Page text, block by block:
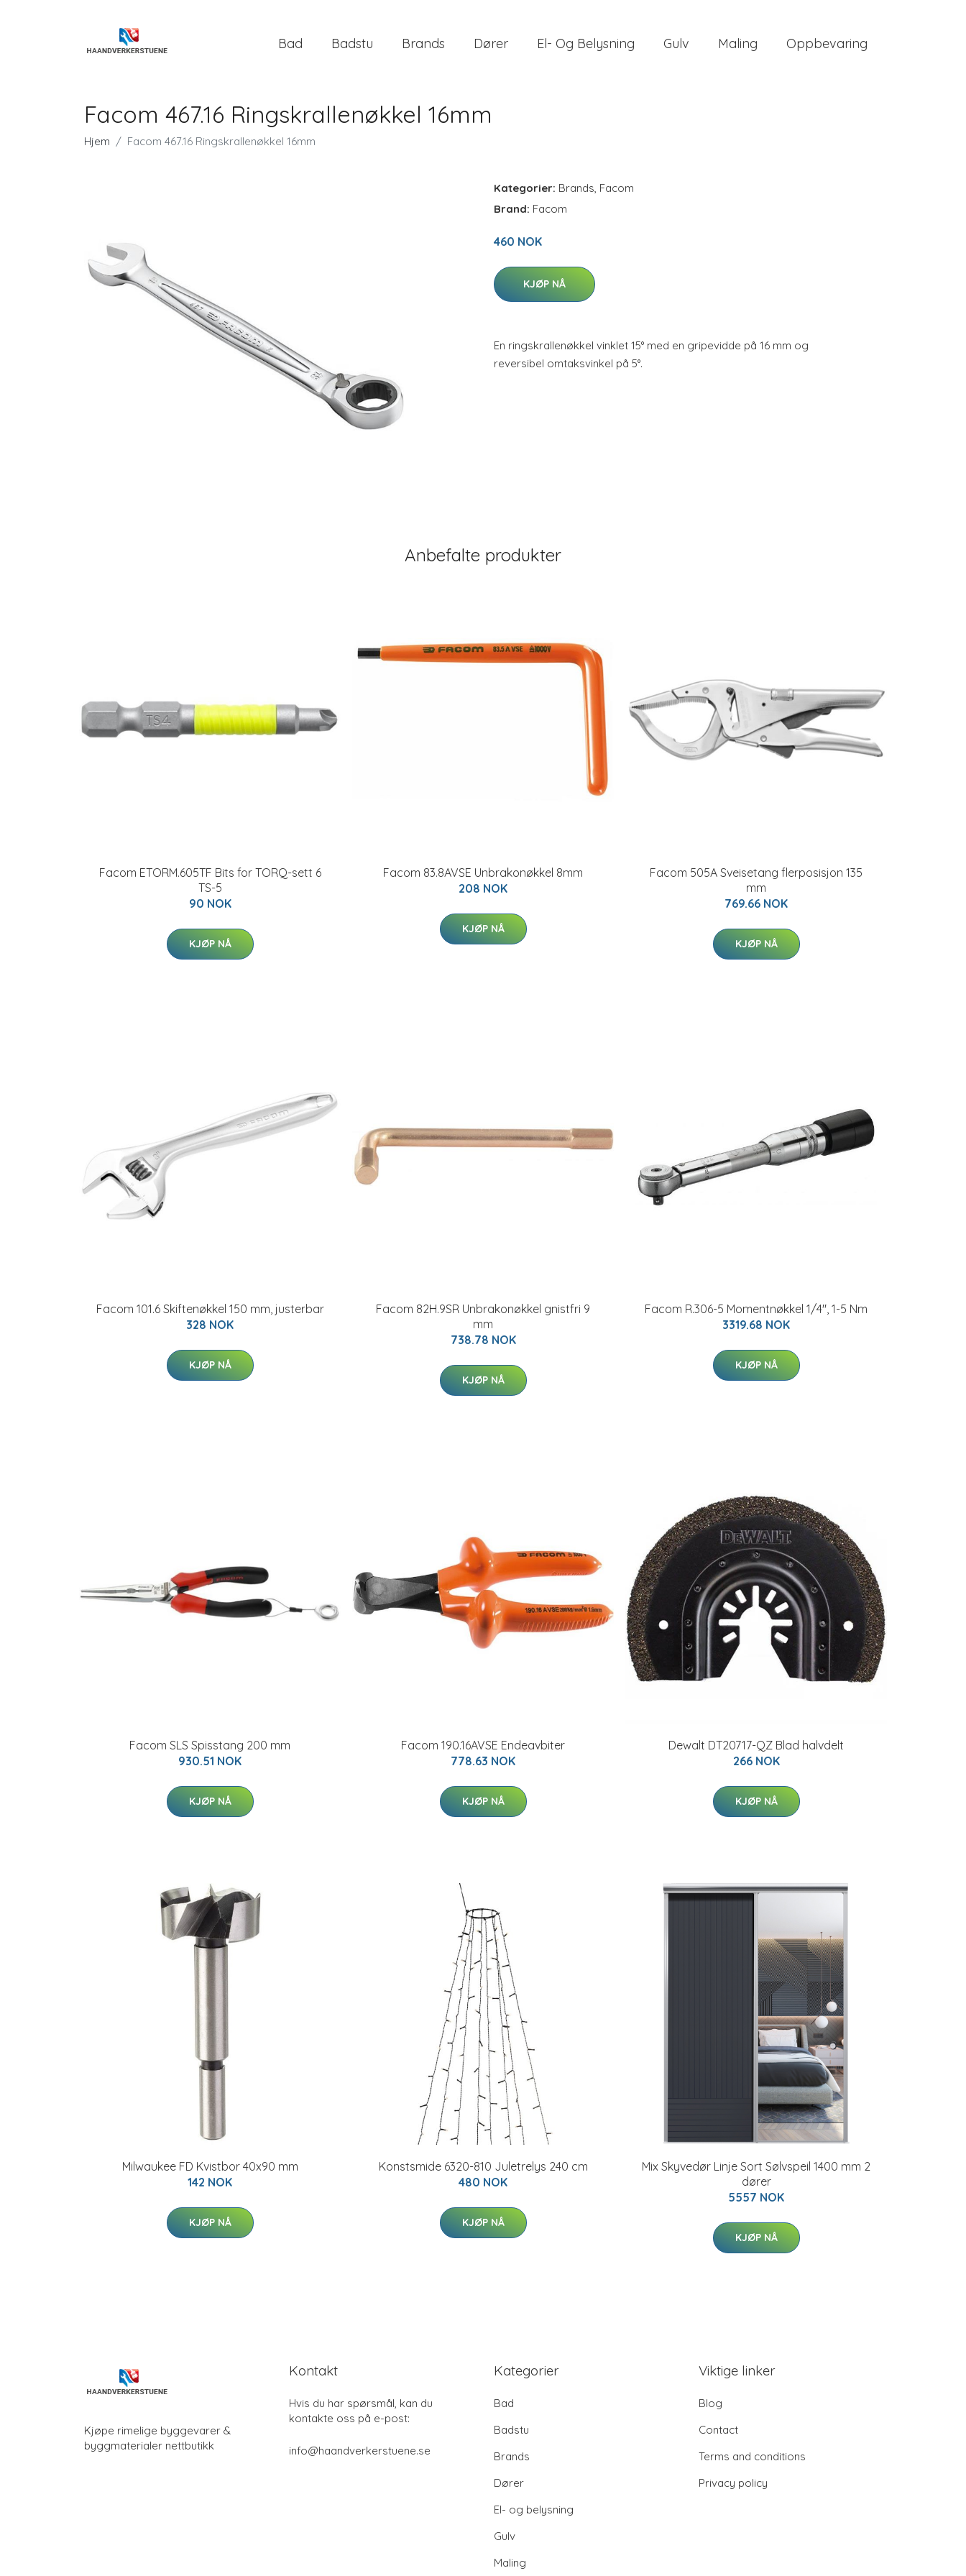
Bad Badstu Brands Dører El- Og Belysning Gulv Maling Oppbevaring
Facom 467.16 Ringskrallenøkkel 16mm
Hjem Facom 467.16 Ringskrallenøkkel 16mm
Kategorier: Brands, Facom
Brand: Facom
460 NOK
KJØP NÅ
En ringskrallenøkkel vinklet 15° med en gripevidde på 16 mm og
reversibel omtaksvinkel på 5°.
Anbefalte produkter
Facom ETORM.605TF Bits for TORQ-sett 6
TS-5
90 NOK
KJØP NÅ
Facom 83.8AVSE Unbrakonøkkel 8mm
208 NOK
KJØP NÅ
Facom 505A Sveisetang flerposisjon 135
mm
769.66 NOK
KJØP NÅ
Facom 101.6 Skiftenøkkel 150 mm, justerbar
328 NOK
KJØP NÅ
Facom 82H.9SR Unbrakonøkkel gnistfri 9
mm
738.78 NOK
KJØP NÅ
Facom R.306-5 Momentnøkkel 1/4", 1-5 Nm
3319.68 NOK
KJØP NÅ
Facom SLS Spisstang 200 mm
930.51 NOK
KJØP NÅ
Facom 190.16AVSE Endeavbiter
778.63 NOK
KJØP NÅ
Dewalt DT20717-QZ Blad halvdelt
266 NOK
KJØP NÅ
Milwaukee FD Kvistbor 40x90 mm
142 NOK
KJØP NÅ
Konstsmide 6320-810 Juletrelys 240 cm
480 NOK
KJØP NÅ
Mix Skyvedør Linje Sort Sølvspeil 1400 mm 2
dører
5557 NOK
KJØP NÅ
Kjøpe rimelige byggevarer &
byggmaterialer nettbutikk
Kontakt
Hvis du har spørsmål, kan du
kontakte oss på e-post:
info@haandverkerstuene.se
Kategorier
Bad
Badstu
Brands
Dører
El- og belysning
Gulv
Maling
Viktige linker
Blog
Contact
Terms and conditions
Privacy policy